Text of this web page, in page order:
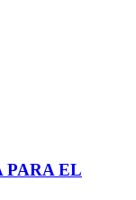
PARA EL